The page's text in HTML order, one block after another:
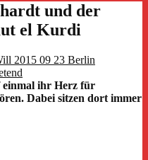
und der
el Kurdi
einmal ihr Herz für
Dabei sitzen dort immer